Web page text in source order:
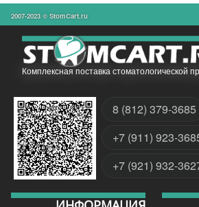
2007-2023 © StomCart.ru
Комплексная поставка стоматологической
8 (812) 379-3685
+7 (911) 923-
+7 (921) 932-